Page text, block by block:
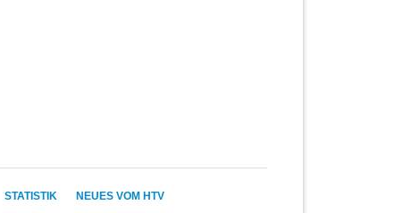
STATISTIK NEUES VOM HTV